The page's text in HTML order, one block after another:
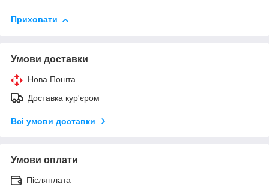
Приховати
Умови доставки
Нова Пошта
Доставка кур'єром
Всі умови доставки
Умови оплати
Післяплата